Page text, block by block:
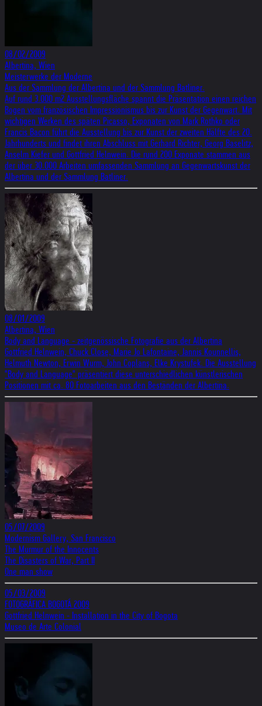
08/02/2009
Albertina, Wien
Meisterwerke der Moderne
Aus der Sammlung der Albertina und der Sammlung Batliner.
Auf rund 3.000 m2 Ausstellungsfläche spannt die Präsentation einen reichen
Bogen vom französischen Impressionismus bis zur Kunst der Gegenwart. Mit
wichtigen Werken des späten Picasso, Exponaten von Mark Rothko oder
Francis Bacon führt die Ausstellung bis zur Kunst der zweiten Hälfte des 20.
Jahrhunderts und findet ihren Abschluss mit Gerhard Richter, Georg Baselitz,
Anselm Kiefer und Gottfried Helnwein. Die rund 200 Exponate stammen aus
der über 30.000 Arbeiten umfassenden Sammlung an Gegenwartskunst der
Albertina und der Sammlung Batliner.
08/01/2009
Albertina, Wien
Body and Language - zeitgenössische Fotografie aus der Albertina
Gottfried Helnwein, Chuck Close, Marie Jo Lafontaine, Jannis Kounnellis,
Helmuth Newton, Erwin Wurm, John Coplans, Elke Krystufek. Die Ausstellung
"Body and Language" präsentiert diese unterschiedlichen künstlerischen
Positionen mit ca. 80 Fotoarbeiten aus den Beständen der Albertina.
05/07/2009
Modernism Gallery, San Francisco
The Murmur of the Innocents
The Disasters of War, Part II
One man show
05/03/2009
FOTOGRÁFICA BOGOTÁ 2009
Gottfried Helnwein - Installation in the City of Bogota
Museo de Arte Colonial